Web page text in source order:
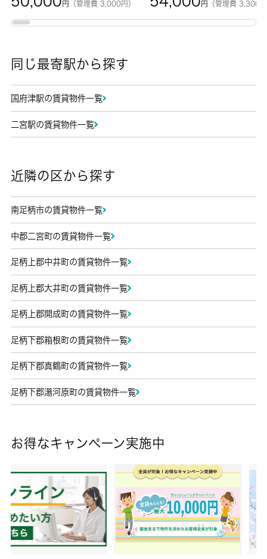
円 （管理費 3,000円） 円 （管理費 3,300
同じ最寄駅から探す
国府津駅の賃貸物件一覧
二宮駅の賃貸物件一覧
近隣の区から探す
南足柄市の賃貸物件一覧
中郡二宮町の賃貸物件一覧
足柄上郡中井町の賃貸物件一覧
足柄上郡大井町の賃貸物件一覧
足柄上郡開成町の賃貸物件一覧
足柄下郡箱根町の賃貸物件一覧
足柄下郡真鶴町の賃貸物件一覧
足柄下郡湯河原町の賃貸物件一覧
お得なキャンペーン実施中